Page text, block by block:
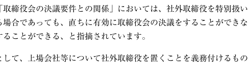
締役会の決議要件との関係」においては、社外取締役を特別扱い
合であっても、直ちに有効に取締役会の決議をすることができな
ことができる、と指摘されています。
て、上場会社等について社外取締役を置くことを義務付けるもの